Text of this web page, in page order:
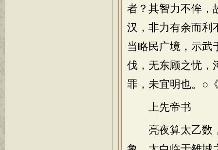
者？其智力不侔，
汉，非力有余而利
当略民广境，示武
伐，无东顾之忧，
罪，未宜明也。○
上先帝书
亮夜算太乙数，